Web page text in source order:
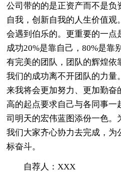
公司带的的是正资产而不是负
自我，创新自我的人生价值观
会遇到伯乐的。更重要的一点
成功20%是靠自己，80%是靠
有完美的团队，团队的辉煌依
我们的成功离不开团队的力量
来我将会更加努力、更加勤奋
高的起点要求自己与各同事
司明天的宏伟蓝图添份一色。
我们大家齐心协力去完成，为
标奋斗。
自荐人：XXX